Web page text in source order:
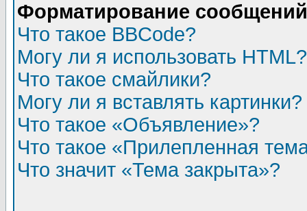
Форматирование
Что такое BBCode?
Могу ли я использовать HTML?
Что такое смайлики?
Могу ли я вставлять картинки?
Что такое «Объявление»?
Что такое «Прилепленная
Что значит «Тема закрыта»?